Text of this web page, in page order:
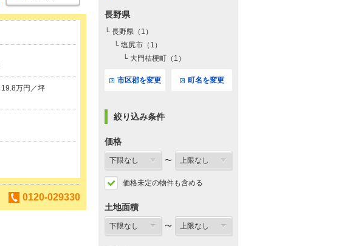
19.8万円／坪
0120-029330
長野県
└ 長野県（1）
└ 塩尻市（1）
└ 大門桔梗町（1）
市区郡を変更 町名を変更
絞り込み条件
価格
〜
価格未定の物件も含める
土地面積
〜